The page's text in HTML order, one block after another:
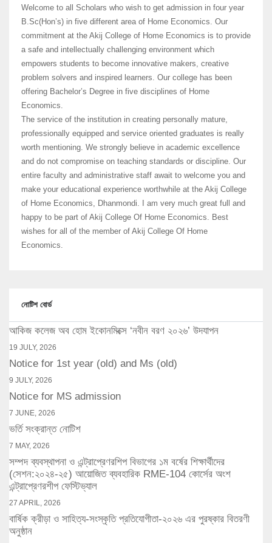
Welcome to all Scholars who wish to get admission in four year
B.Sc(Hon’s) in five different area of Home Economics. Our
commitment at the Akij College of Home Economics is to provide
a safe and intellectually challenging environment which
empowers students to become innovative makers, creative
problem solvers and inspired learners. Our college has been
offering Bachelor’s Degree in five disciplines of Home
Economics.
The service of the institution in creating personally mature,
professionally equipped and service oriented graduates is really
worth mentioning. We strongly believe in academic excellence
and do not compromise on teaching standards or discipline. Our
entire faculty and administrative staff await to welcome you and
make your educational experience worthwhile at the Akij College
of Home Economics, Dhanmondi. I am very much great full and
happy to be part of Akij College Of Home Economics. Best
wishes for all of the member of Akij College Of Home
Economics.
নোটিশ বোর্ড
আকিজ কলেজ অব হোম ইকোনমিক্সে ‘নবীন বরণ ২০২৬’ উদযাপন
19 JULY, 2026
Notice for 1st year (old) and Ms (old)
9 JULY, 2026
Notice for MS admission
7 JUNE, 2026
ভর্তি সংক্রান্ত নোটিশ
7 MAY, 2026
সম্পদ ব্যবস্থাপনা ও এন্ট্রাপ্রেণরশিপ বিভাগের ১ম বর্ষের শিক্ষার্থীদের
(সেশন:২০২৪-২৫) আয়োজিত ব্যবহারিক RME-104 কোর্সের অংশ
এন্ট্রাপ্রেণরশীপ ফেস্টিভ্যাল
27 APRIL, 2026
বার্ষিক ক্রীড়া ও সাহিত্য-সংস্কৃতি প্রতিযোগীতা-২০২৬ এর পুরষ্কার বিতরণী
অনুষ্ঠান